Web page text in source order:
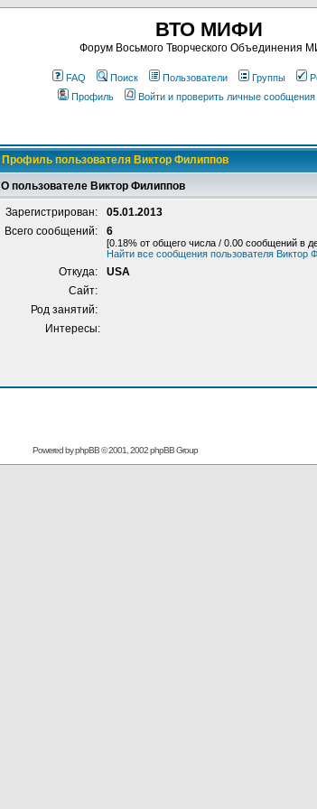
ВТО МИФИ
Форум Восьмого Творческого Объединения
FAQ Поиск Пользователи Группы
Профиль
Войти и проверить личные сообщения
Профиль пользователя Виктор Филиппов
О пользователе Виктор Филиппов
Зарегистрирован:
05.01.2013
Всего сообщений:
6
[0.18% от общего числа / 0.00 сообщений в
Найти все сообщения пользователя Виктор
Откуда:
USA
Сайт:
Род занятий:
Интересы:
Powered byphpBB© 2001, 2002 phpBB Group